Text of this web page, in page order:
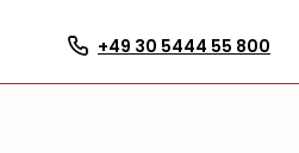
+49 30 5444 55 800